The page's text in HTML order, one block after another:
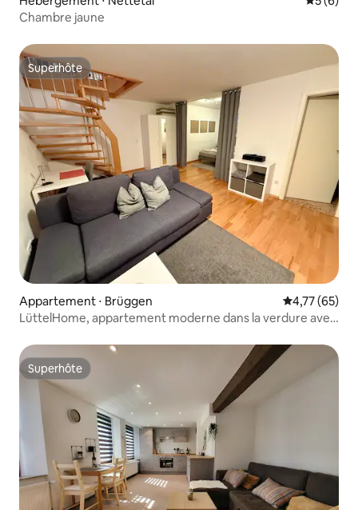
Chambre jaune
Superhôte
Superhôte
Appartement ⋅ Brüggen Évaluation
4,77 (65)
LüttelHome, appartement moderne dans la verdure avec
Superhôte
Superhôte